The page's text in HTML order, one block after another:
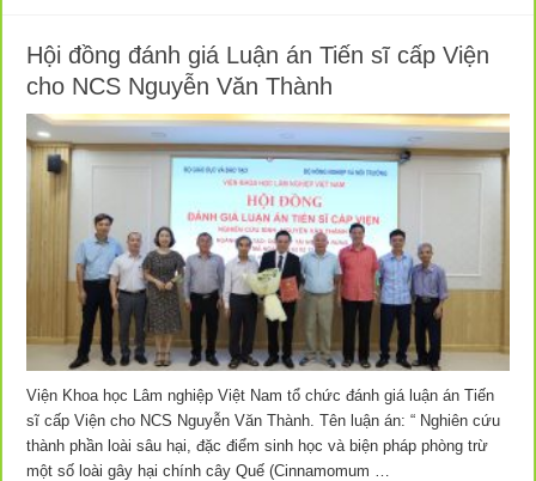
Hội đồng đánh giá Luận án Tiến sĩ cấp Viện
cho NCS Nguyễn Văn Thành
Viện Khoa học Lâm nghiệp Việt Nam tổ chức đánh giá luận án Tiến
sĩ cấp Viện cho NCS Nguyễn Văn Thành. Tên luận án: “ Nghiên cứu
thành phần loài sâu hại, đặc điểm sinh học và biện pháp phòng trừ
một số loài gây hại chính cây Quế (Cinnamomum …